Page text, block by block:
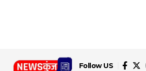
Follow US